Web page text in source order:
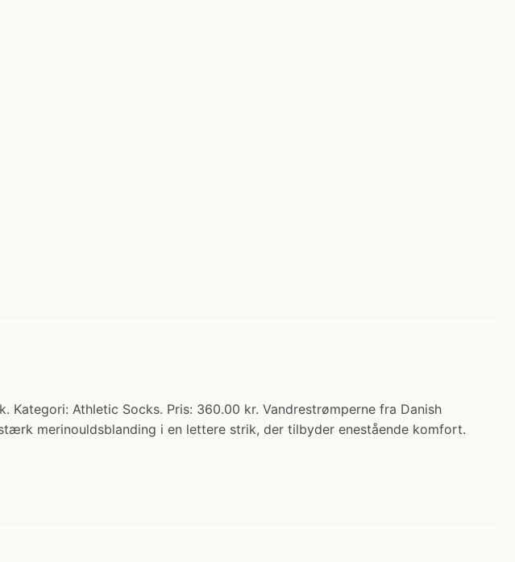
Kategori: Athletic Socks. Pris: 360.00 kr. Vandrestrømperne fra Danish
merinouldsblanding i en lettere strik, der tilbyder enestående komfort.